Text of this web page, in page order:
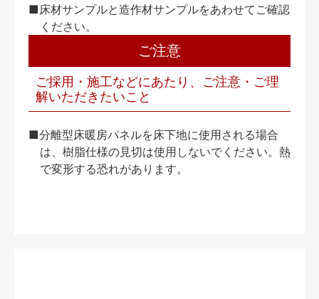
■床材サンプルと造作材サンプルをあわせてご確認
ください。
ご注意
ご採用・施工などにあたり、ご注意・ご理
解いただきたいこと
■分離型床暖房パネルを床下地に使用される場合
は、樹脂仕様の見切は使用しないでください。熱
で変形する恐れがあります。